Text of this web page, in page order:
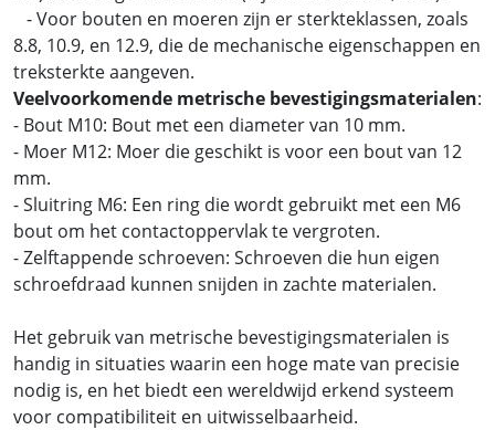
- Voor bouten en moeren zijn er sterkteklassen, zoals
8.8, 10.9, en 12.9, die de mechanische eigenschappen en
treksterkte aangeven.
Veelvoorkomende metrische bevestigingsmaterialen:
- Bout M10: Bout met een diameter van 10 mm.
- Moer M12: Moer die geschikt is voor een bout van 12
mm.
- Sluitring M6: Een ring die wordt gebruikt met een M6
bout om het contactoppervlak te vergroten.
- Zelftappende schroeven: Schroeven die hun eigen
schroefdraad kunnen snijden in zachte materialen.
Het gebruik van metrische bevestigingsmaterialen is
handig in situaties waarin een hoge mate van precisie
nodig is, en het biedt een wereldwijd erkend systeem
voor compatibiliteit en uitwisselbaarheid.